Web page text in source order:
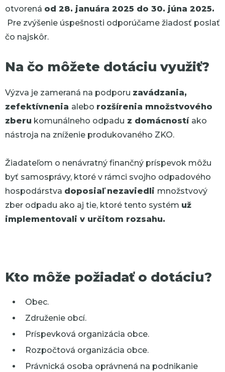
otvorená od 28. januára 2025 do 30. júna 2025.
Pre zvýšenie úspešnosti odporúčame žiadosť poslať
čo najskôr.
Na čo môžete dotáciu využiť?
Výzva je zameraná na podporu zavádzania,
zefektívnenia alebo rozšírenia množstvového
zberu komunálneho odpadu z domácností ako
nástroja na zníženie produkovaného ZKO.
Žiadateľom o nenávratný finančný príspevok môžu
byť samosprávy, ktoré v rámci svojho odpadového
hospodárstva doposiaľ nezaviedli množstvový
zber odpadu ako aj tie, ktoré tento systém už
implementovali v určitom rozsahu.
Kto môže požiadať o dotáciu?
Obec.
Združenie obcí.
Príspevková organizácia obce.
Rozpočtová organizácia obce.
Právnická osoba oprávnená na podnikanie